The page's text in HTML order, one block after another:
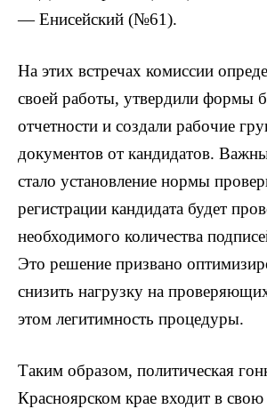
— Енисейский (№61).
На этих встречах комиссии
своей работы, утвердили формы
отчетности и создали рабочие
документов от кандидатов.
стало установление нормы
регистрации кандидата будет
необходимого количества
Это решение призвано
снизить нагрузку на
этом легитимность процедуры.
Таким образом, политическая
Красноярском крае входит в